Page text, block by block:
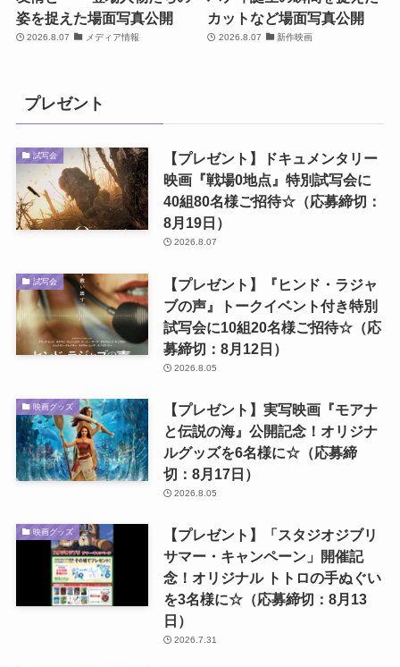
姿を捉えた場面写真公開
2026.8.07 メディア情報
カットなど場面写真公開
2026.8.07 新作映画
プレゼント
試写会
【プレゼント】ドキュメンタリー
映画『戦場0地点』特別試写会に
40組80名様ご招待☆（応募締切：
8月19日）
2026.8.07
試写会
【プレゼント】『ヒンド・ラジャ
ブの声』トークイベント付き特別
試写会に10組20名様ご招待☆（応
募締切：8月12日）
2026.8.05
映画グッズ
【プレゼント】実写映画『モアナ
と伝説の海』公開記念！オリジナ
ルグッズを6名様に☆（応募締
切：8月17日）
2026.8.05
映画グッズ
【プレゼント】「スタジオジブリ
サマー・キャンペーン」開催記
念！オリジナル トトロの手ぬぐい
を3名様に☆（応募締切：8月13
日）
2026.7.31